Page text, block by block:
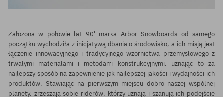
Założona w połowie lat 90' marka Arbor Snowboards od samego
początku wychodziła z inicjatywą dbania o środowisko, a ich misją jest
łączenie innowacyjnego i tradycyjnego wzornictwa przemysłowego z
trwałymi materiałami i metodami konstrukcyjnymi, uznając to za
najlepszy sposób na zapewnienie jak najlepszej jakości i wydajności ich
produktów. Stawiając na pierwszym miejscu dobro naszej wspólnej
planety, zrzeszają sobie riderów, którzy uznają i szanują ich podejście